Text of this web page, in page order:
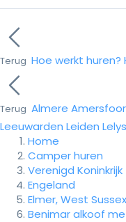
Terug Hoe werkt huren?
Terug Almere
Leeuwarden Leiden
Home
Camper huren
Verenigd Koninkrijk
Engeland
Elmer, West Sussex
Benimar alkoof